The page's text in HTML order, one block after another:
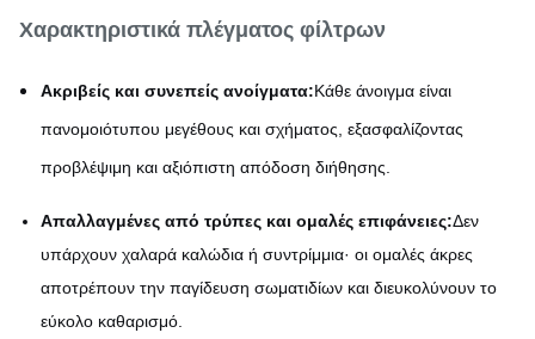
Χαρακτηριστικά πλέγματος φίλτρων
Ακριβείς και συνεπείς ανοίγματα:Κάθε άνοιγμα είναι
πανομοιότυπου μεγέθους και σχήματος, εξασφαλίζοντας
προβλέψιμη και αξιόπιστη απόδοση διήθησης.
Απαλλαγμένες από τρύπες και ομαλές επιφάνειες:Δεν
υπάρχουν χαλαρά καλώδια ή συντρίμμια· οι ομαλές άκρες
αποτρέπουν την παγίδευση σωματιδίων και διευκολύνουν το
εύκολο καθαρισμό.